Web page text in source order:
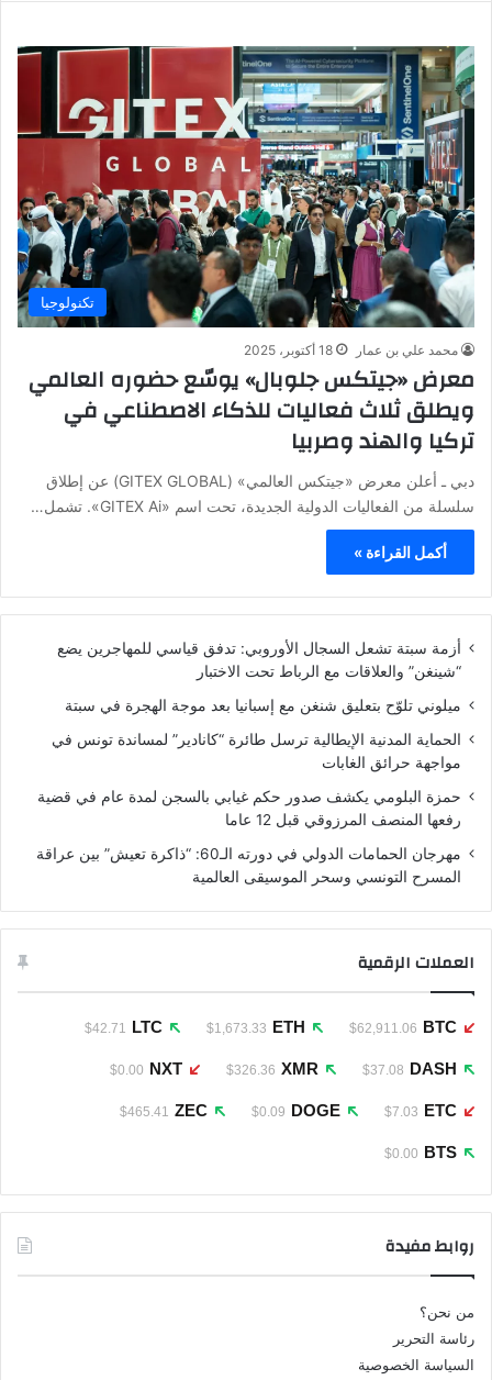
تكنولوجيا
محمد علي بن عمار 18 أكتوبر، 2025
معرض «جيتكس جلوبال» يوسّع حضوره العالمي
ويطلق ثلاث فعاليات للذكاء الاصطناعي في
تركيا والهند وصربيا
دبي ـ أعلن معرض «جيتكس العالمي» (GITEX GLOBAL) عن إطلاق
سلسلة من الفعاليات الدولية الجديدة، تحت اسم «GITEX Ai». تشمل…
أكمل القراءة »
أزمة سبتة تشعل السجال الأوروبي: تدفق قياسي للمهاجرين يضع
“شينغن” والعلاقات مع الرباط تحت الاختبار
ميلوني تلوّح بتعليق شنغن مع إسبانيا بعد موجة الهجرة في سبتة
الحماية المدنية الإيطالية ترسل طائرة “كانادير” لمساندة تونس في
مواجهة حرائق الغابات
حمزة البلومي يكشف صدور حكم غيابي بالسجن لمدة عام في قضية
رفعها المنصف المرزوقي قبل 12 عاما
مهرجان الحمامات الدولي في دورته الـ60: “ذاكرة تعيش” بين عراقة
المسرح التونسي وسحر الموسيقى العالمية
العملات الرقمية
BTC
$62,911.06
ETH
$1,673.33
LTC
$42.71
DASH
$37.08
XMR
$326.36
NXT
$0.00
ETC
$7.03
DOGE
$0.09
ZEC
$465.41
BTS
$0.00
روابط مفيدة
من نحن؟
رئاسة التحرير
السياسة الخصوصية